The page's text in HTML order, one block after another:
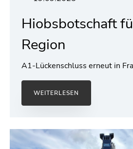
Hiobsbotschaft
Region
A1-Lückenschluss erneut in
WEITERLESEN